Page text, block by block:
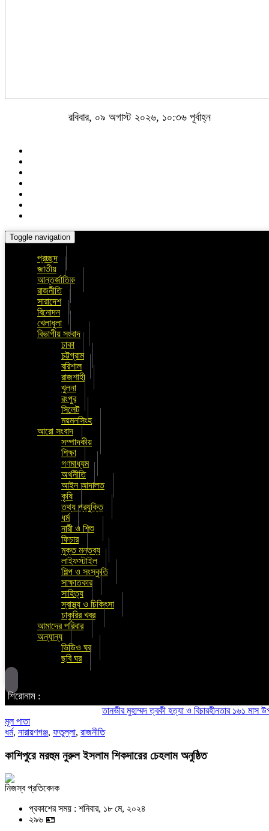
রবিবার, ০৯ অগাস্ট ২০২৬, ১০:৩৬ পূর্বাহ্ন
Toggle navigation
প্রচ্ছদ
জাতীয়
আন্তর্জাতিক
রাজনীতি
সারাদেশ
বিনোদন
খেলাধুলা
বিভাগীয় সংবাদ
ঢাকা
চট্টগ্রাম
বরিশাল
রাজশাহী
খুলনা
রংপুর
সিলেট
ময়মনসিংহ
আরো সংবাদ
সম্পাদকীয়
শিক্ষা
গণমাধ্যম
অর্থনীতি
আইন আদালত
কৃষি
তথ্য প্রযুক্তি
ধর্ম
নারী ও শিশু
ফিচার
মুক্ত মন্তব্য
লাইফস্টাইল
শিল্প ও সংস্কৃতি
সাক্ষাতকার
সাহিত্য
স্বাস্থ্য ও চিকিৎসা
চাকুরির খবর
আমাদের পরিবার
অন্যান্য
ভিডিও ঘর
ছবি ঘর
শিরোনাম :
তানভীর মুহাম্মদ ত্বকী হত্যা ও বিচারহীনতার ১৬১ মাস
মূল পাতা
ধর্ম, নারায়ণগঞ্জ, ফতুল্লা, রাজনীতি
কাশিপুরে মরহুম নুরুল ইসলাম শিকদারের চেহলাম অনুষ্ঠিত
নিজস্ব প্রতিবেদক
প্রকাশের সময় : শনিবার, ১৮ মে, ২০২৪
২৯৬ 🪪